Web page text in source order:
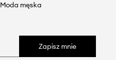
Moda męska
Zapisz mnie